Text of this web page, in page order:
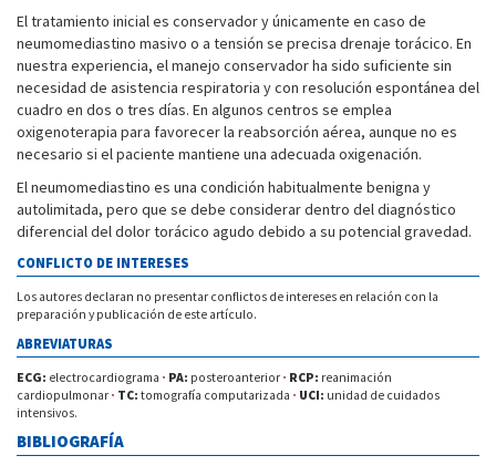
El tratamiento inicial es conservador y únicamente en caso de
neumomediastino masivo o a tensión se precisa drenaje torácico. En
nuestra experiencia, el manejo conservador ha sido suficiente sin
necesidad de asistencia respiratoria y con resolución espontánea del
cuadro en dos o tres días. En algunos centros se emplea
oxigenoterapia para favorecer la reabsorción aérea, aunque no es
necesario si el paciente mantiene una adecuada oxigenación.
El neumomediastino es una condición habitualmente benigna y
autolimitada, pero que se debe considerar dentro del diagnóstico
diferencial del dolor torácico agudo debido a su potencial gravedad.
CONFLICTO DE INTERESES
Los autores declaran no presentar conflictos de intereses en relación con la
preparación y publicación de este artículo.
ABREVIATURAS
ECG: electrocardiograma · PA: posteroanterior · RCP: reanimación
cardiopulmonar · TC: tomografía computarizada · UCI: unidad de cuidados
intensivos.
BIBLIOGRAFÍA